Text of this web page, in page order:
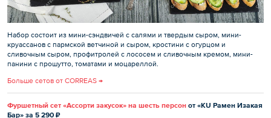
Набор состоит из мини-сэндвичей с салями и твердым сыром, мини-
круассанов с пармской ветчиной и сыром, кростини с огурцом и
сливочным сыром, профитролей с лососем и сливочным кремом, мини-
панини с прошутто, томатами и моцареллой.
Больше сетов от CORREAS →
Фуршетный сет «Ассорти закусок» на шесть персон от «KU Рамен Изакая
Бар» за 5 290 ₽